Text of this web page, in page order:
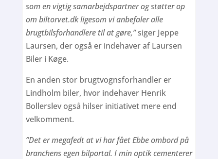
som en vigtig samarbejdspartner og støtter op
om biltorvet.dk ligesom vi anbefaler alle
brugtbilsforhandlere til at gøre,”siger Jeppe
Laursen, der også er indehaver af Laursen
Biler i Køge.
En anden stor brugtvognsforhandler er
Lindholm biler, hvor indehaver Henrik
Bollerslev også hilser initiativet mere end
velkomment.
”Det er megafedt at vi har fået Ebbe ombord på
branchens egen bilportal. I min optik cementerer